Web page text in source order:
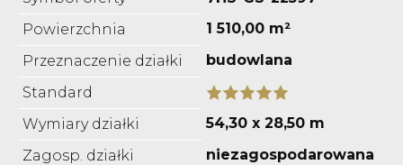
Powierzchnia
1 510,00 m²
Przeznaczenie działki
budowlana
Standard
Wymiary działki
54,30 x 28,50 m
Zagosp. działki
niezagospodarowana